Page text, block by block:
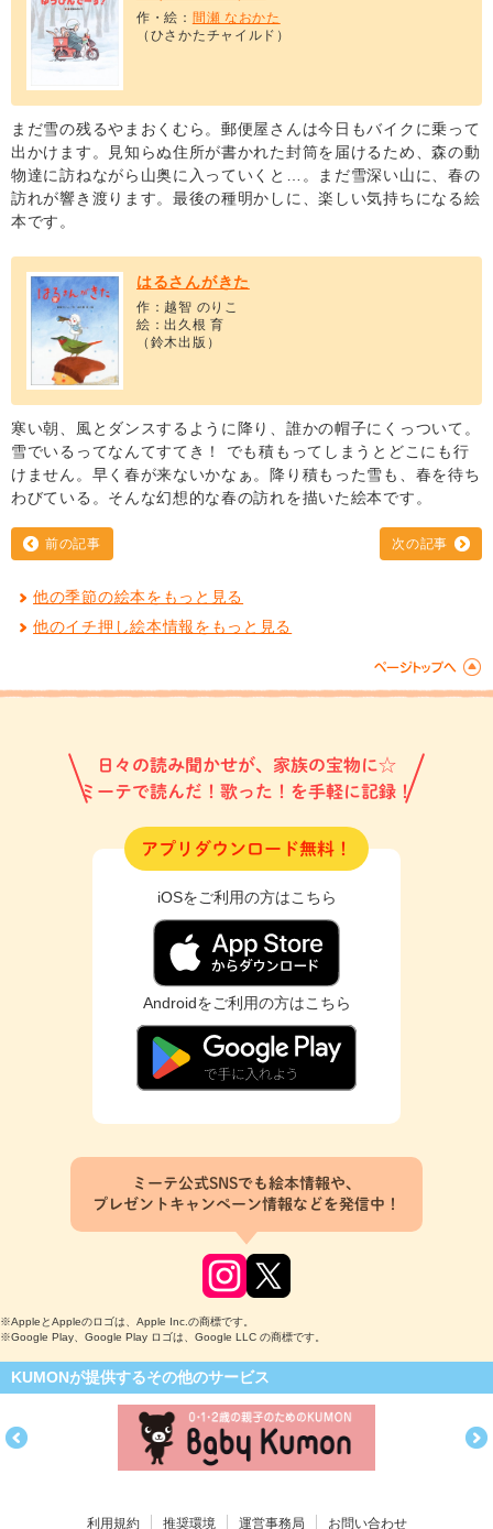
作・絵： 間瀬 なおかた
（ひさかたチャイルド）
まだ雪の残るやまおくむら。郵便屋さんは今日もバイクに乗って
出かけます。見知らぬ住所が書かれた封筒を届けるため、森の動
物達に訪ねながら山奥に入っていくと…。まだ雪深い山に、春の
訪れが響き渡ります。最後の種明かしに、楽しい気持ちになる絵
本です。
はるさんがきた
作：越智 のりこ
絵：出久根 育
（鈴木出版）
寒い朝、風とダンスするように降り、誰かの帽子にくっついて。
雪でいるってなんてすてき！ でも積もってしまうとどこにも行
けません。早く春が来ないかなぁ。降り積もった雪も、春を待ち
わびている。そんな幻想的な春の訪れを描いた絵本です。
前の記事 次の記事
他の季節の絵本をもっと見る
他のイチ押し絵本情報をもっと見る
日々の読み聞かせが、家族の宝物に☆
ミーテで読んだ！歌った！を手軽に記録！
アプリダウンロード無料！
iOSをご利用の方はこちら
Androidをご利用の方はこちら
ミーテ公式SNSでも絵本情報や、
プレゼントキャンペーン情報などを発信中！
※AppleとAppleのロゴは、Apple Inc.の商標です。
※Google Play、Google Play ロゴは、Google LLC の商標です。
KUMONが提供するその他のサービス
利用規約 推奨環境 運営事務局 お問い合わせ